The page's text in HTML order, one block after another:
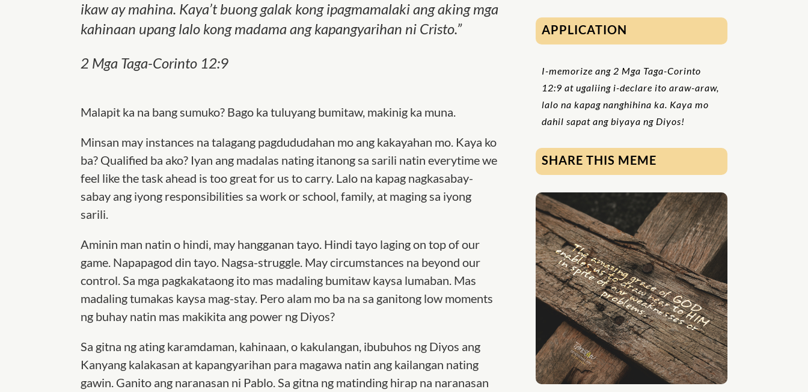
ikaw ay mahina. Kaya’t buong galak kong ipagmamalaki ang aking mga
kahinaan upang lalo kong madama ang kapangyarihan ni Cristo.”
2 Mga Taga-Corinto 12:9
Malapit ka na bang sumuko? Bago ka tuluyang bumitaw, makinig ka muna.
Minsan may instances na talagang pagdududahan mo ang kakayahan mo. Kaya ko
ba? Qualified ba ako? Iyan ang madalas nating itanong sa sarili natin everytime we
feel like the task ahead is too great for us to carry. Lalo na kapag nagkasabay-
sabay ang iyong responsibilities sa work or school, family, at maging sa iyong
sarili.
Aminin man natin o hindi, may hangganan tayo. Hindi tayo laging on top of our
game. Napapagod din tayo. Nagsa-struggle. May circumstances na beyond our
control. Sa mga pagkakataong ito mas madaling bumitaw kaysa lumaban. Mas
madaling tumakas kaysa mag-stay. Pero alam mo ba na sa ganitong low moments
ng buhay natin mas makikita ang power ng Diyos?
Sa gitna ng ating karamdaman, kahinaan, o kakulangan, ibubuhos ng Diyos ang
Kanyang kalakasan at kapangyarihan para magawa natin ang kailangan nating
gawin. Ganito ang naranasan ni Pablo. Sa gitna ng matinding hirap na naranasan
APPLICATION
I-memorize ang 2 Mga Taga-Corinto
12:9 at ugaliing i-declare ito araw-araw,
lalo na kapag nanghihina ka. Kaya mo
dahil sapat ang biyaya ng Diyos!
SHARE THIS MEME